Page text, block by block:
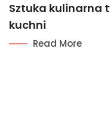
Sztuka kulinarna
kuchni
Read More